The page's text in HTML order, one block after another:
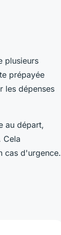
plusieurs
prépayée
les dépenses
au départ,
Cela
cas d'urgence.